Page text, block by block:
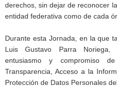
derechos, sin dejar de reconocer
entidad federativa como de cada
Durante esta Jornada, en la que
Luis Gustavo Parra
entusiasmo y compromiso
Transparencia, Acceso a la
Protección de Datos Personales